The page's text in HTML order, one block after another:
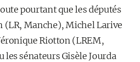
pourtant que les députés
(LR, Manche), Michel Larive
Riotton (LREM,
les sénateurs Gisèle Jourda